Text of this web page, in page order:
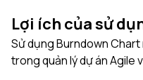
Lợi ích của sử
Sử dụng Burndown Chart
trong quản lý dự án Agile